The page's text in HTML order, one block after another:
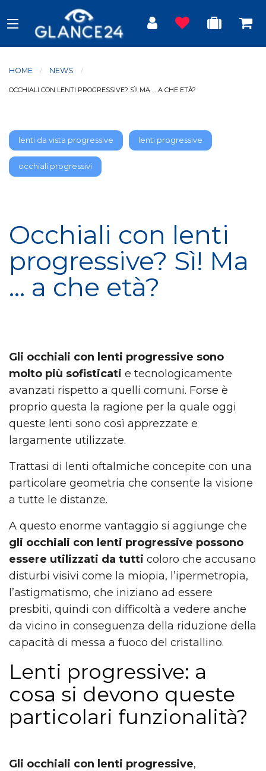
HOME NEWS
CURRENT:
OCCHIALI CON LENTI PROGRESSIVE? SÌ! MA … A CHE ETÀ?
lenti da vista progressive lenti progressive
occhiali progressivi
Occhiali con lenti
progressive? Sì! Ma
… a che età?
Gli occhiali con lenti progressive sono
molto più sofisticati e tecnologicamente
avanzati rispetto a quelli comuni. Forse è
proprio questa la ragione per la quale oggi
queste lenti sono così apprezzate e
largamente utilizzate.
Trattasi di lenti oftalmiche concepite con una
particolare geometria che consente la visione
a tutte le distanze.
A questo enorme vantaggio si aggiunge che
gli occhiali con lenti progressive possono
essere utilizzati da tutti coloro che accusano
disturbi visivi come la miopia, l’ipermetropia,
l’astigmatismo, che iniziano ad essere
presbiti, quindi con difficoltà a vedere anche
da vicino in conseguenza della riduzione della
capacità di messa a fuoco del cristallino.
Lenti progressive: a
cosa si devono queste
particolari funzionalità?
Gli occhiali con lenti progressive,